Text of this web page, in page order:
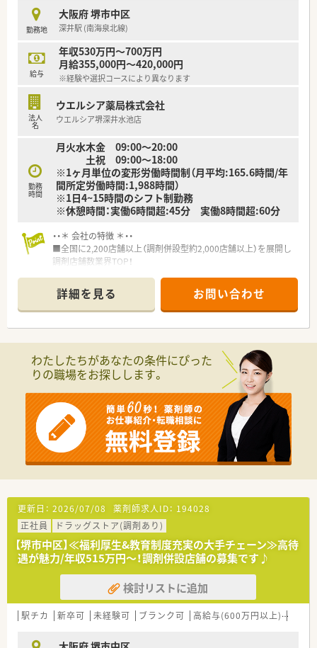
■育児休暇は3歳まで取得が可能で、時短制度は小学5年生まで
時短勤務ができるよう変更予定です。
■年間休日が120日とワークライフバランスが整っています
■日用品から常備薬まで、従業員割引制度など嬉しいメリットも
たくさんあります！
勤務地
大阪府 堺市中区
深井駅 (南海泉北線)
給与
年収530万円～700万円
月給355,000円～420,000円
※経験や選択コースにより異なります
法人
名
ウエルシア薬局株式会社
ウエルシア堺深井水池店
勤務
時間
月火水木金 09:00～20:00
土祝 09:00～18:00
※1ヶ月単位の変形労働時間制（月平均:165.6時間/年
間所定労働時間:1,988時間）
※1日4~15時間のシフト制勤務
※休憩時間：実働6時間超:45分 実働8時間超:60分
・・＊ 会社の特徴 ＊・・
■全国に2,200店舗以上（調剤併設型約2,000店舗以上）を展開し
調剤店舗数業界TOP！
頑張り次第で高給与も可能！
■経験や勤務コースによりますが、経験の少ない方でも500万前
半スタートと業界TOP水準！
■職種や職域に合わせ、豊富な社内研修や外部組織と連携した研
■薬剤師が中心の会社だからこそ活躍できるキャリアパスが多
種多様に用意されています。
■店舗拡大に伴い、エリアマネジャーや営業部長等のマネジメン
■在宅や教育等の専門性を活かせるスペシャリストを目指すこ
とも可能です。
■その他にも、管理部門や商品部門等の本社スタッフなど活動領
域は多種多様です。
■在宅実施店舗は年々増加しており、在宅医療へもしっかりと関
わる事ができます。
■育児休暇は3歳まで取得が可能で、時短制度は小学5年生まで
■年間休日が120日とワークライフバランスが整っています
■日用品から常備薬まで、従業員割引制度など嬉しいメリットも
たくさんあります！
詳細を見る お問い合わせ
わたしたちがあなたの条件にぴった
りの職場をお探しします。
更新日： 2026/07/08 薬剤師求人ID： 194028
正社員
ドラッグストア(調剤あり)
【堺市中区】≪福利厚生&教育制度充実の大手チェーン≫高待
遇が魅力/年収515万円～！調剤併設店舗の募集です♪
検討リストに追加
駅チカ 新卒可 未経験可 ブランク可 高給与(600万円以上)